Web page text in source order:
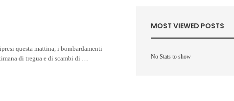
questa mattina, i bombardamenti
di tregua e di scambi di …
MOST VIEWED POSTS
No Stats to show